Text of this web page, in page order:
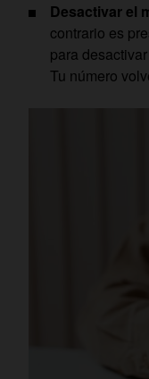
Desactivar el
contrario es
para
Tu número